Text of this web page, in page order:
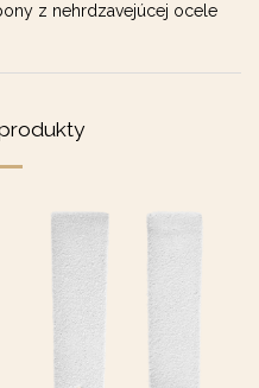
z nehrdzavejúcej ocele